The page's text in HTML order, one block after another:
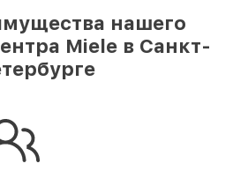
нашего
Miele в Санкт-